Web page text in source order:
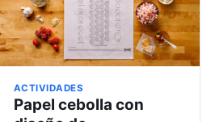
ACTIVIDADES
Papel cebolla con